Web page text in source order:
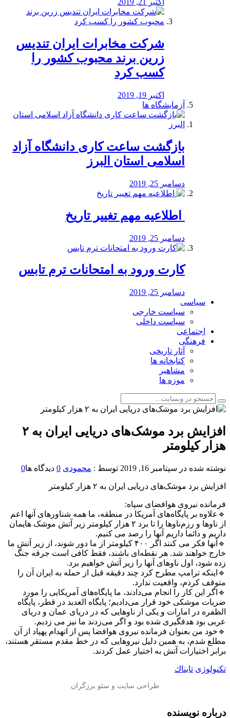
اکتبر 21, 2019
شرکت مخابرات ایران تندیس
زرین برند محبوب کشور را
کسب کرد
اکتبر 19, 2019
آزمایشگاه ها
بازگشت ساعت کاری دانشگاه آزاد
اسلامی استان البرز
دسامبر 25, 2019
️ اطلاعیه مهم تغییر تاریخ
دسامبر 25, 2019
کارت ورود به امتحانات ترم تابس
دسامبر 25, 2019
سیاسی
سیاست خارجی
سیاست داخلی
اجتماعی
فرهنگی
آثار تاریخی
کتابخانه ها
مشاهیر
موزه ها
افزایش برد موشک‌های دریایی ایران به ۲
هزار کیلومتر
نوشته شده در سپتامبر 16, 2019 توسط : محمودی 0 دیدگاه ها0
افزایش برد موشک‌های دریایی ایران به ۲ هزار کیلومتر
فرمانده نیروی هوافضای سپاه:
🔹علاوه بر پایگاه‌های آمریکا در منطقه، ما همه شناورهای آنها اعم
از ناوها و رزم‌ناوها را تا برد ۲ هزار کیلومتر زیر آتش موشک هایمان
داریم و دائما داریم آنها را رصد می کنیم.
🔹آنها فکر می کنند اگر ۴۰۰ کیلومتر از ما دور شوند، از زیر آتش ما
خارج خواهند شد. هر نقطه‌ای باشند، فقط کافی است جرقه جنگ
زده شود، اول ناوهای آنها را زیر آتش خواهیم برد.
🔹اینکه ترامپ مطرح کرد چند دقیقه قبل از حمله به ایران آن را
متوقف کردم، واقعیت ندارد.
🔹اگر این کار را انجام می‌دادند، ما پایگاه‌های آمریکایی را مورد
ضربات موشکی خود قرار می‌دادیم؛ پایگاه العدید در قطر، پایگاه
الظفره در امارات و یکی از ناوهایی که در دریای عمان و دریای
عربی بود هدفگیری شده بود و اگر می‌زدند ما نیز می زدیم.
🔹خود من بعنوان فرمانده نیروی هوافضا پس از انهدام پهپاد از آن
مطلع شدم، به همین دلیل نیروهایی که در خط مقدم مستقر هستند،
برابر اختیارات آتش به اختیار عمل کردند.
تکنولوژی تابناك
درباره نویسنده